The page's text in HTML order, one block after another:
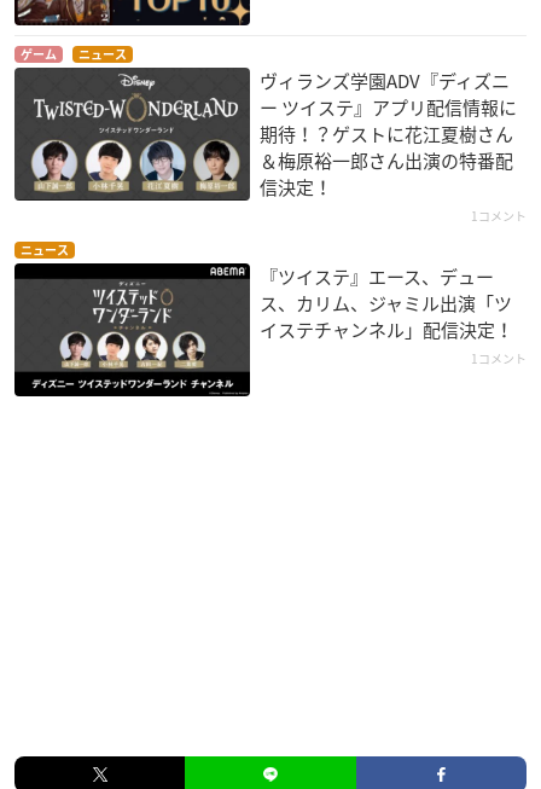
ゲーム ニュース
ヴィランズ学園ADV『ディズニ
ー ツイステ』アプリ配信情報に
期待！？ゲストに花江夏樹さん
＆梅原裕一郎さん出演の特番配
信決定！
1コメント
ニュース
『ツイステ』エース、デュー
ス、カリム、ジャミル出演「ツ
イステチャンネル」配信決定！
1コメント